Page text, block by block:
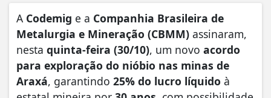
A Codemig e a Companhia Brasileira de
Metalurgia e Mineração (CBMM) assinaram,
nesta quinta-feira (30/10), um novo acordo
para exploração do nióbio nas minas de
Araxá, garantindo 25% do lucro líquido à